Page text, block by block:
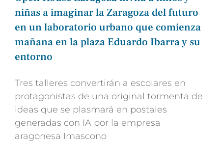
niñas a imaginar la Zaragoza del futuro
en un laboratorio urbano que comienza
mañana en la plaza Eduardo Ibarra y su
entorno
Tres talleres convertirán a escolares en
protagonistas de una original tormenta de
ideas que se plasmará en postales
generadas con IA por la empresa
aragonesa Imascono